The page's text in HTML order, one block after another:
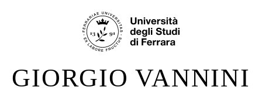
Salta
alla
GIORGIO VANNINI